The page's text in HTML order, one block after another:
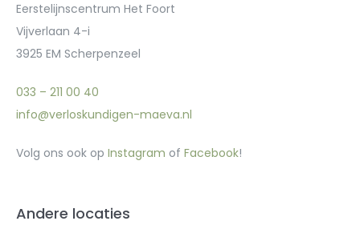
Eerstelijnscentrum Het Foort
Vijverlaan 4-i
3925 EM Scherpenzeel
033 – 211 00 40
info@verloskundigen-maeva.nl
Volg ons ook op Instagram of Facebook!
Andere locaties